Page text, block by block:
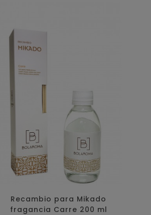
Recambio para Mikado
fragancia Carre 200 ml